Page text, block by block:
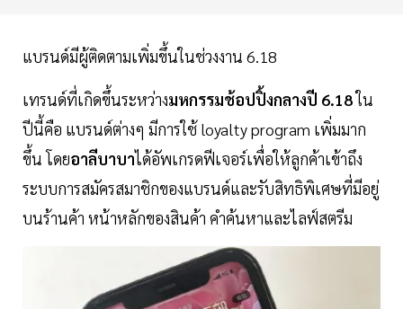
แบรนด์มีผู้ติดตามเพิ่มขึ้นในช่วงงาน 6.18
เทรนด์ที่เกิดขึ้นระหว่างมหกรรมช้อปปิ้งกลางปี 6.18ใน
ปีนี้คือ แบรนด์ต่างๆ มีการใช้ loyalty program เพิ่มมาก
ขึ้น โดยอาลีบาบาได้อัพเกรดฟีเจอร์เพื่อให้ลูกค้าเข้าถึง
ระบบการสมัครสมาชิกของแบรนด์และรับสิทธิพิเศษที่มีอยู่
บนร้านค้า หน้าหลักของสินค้า คำค้นหาและไลฟ์สตรีม